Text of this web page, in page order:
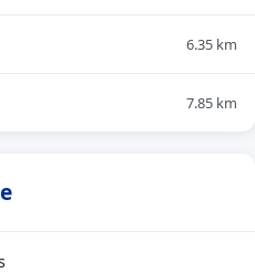
6.35 km
7.85 km